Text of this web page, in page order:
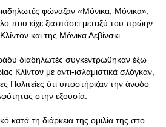
φώναζαν «Μόνικα, Μόνικα»,
που είχε ξεσπάσει μεταξύ του πρώην
και της Μόνικα Λεβίνσκι.
διαδηλωτές συγκεντρώθηκαν έξω
Κλίντον με αντι-ισλαμιστικά σλόγκαν,
Πολιτείες ότι υποστήριζαν την άνοδο
στην εξουσία.
κατά τη διάρκεια της ομιλία της στο